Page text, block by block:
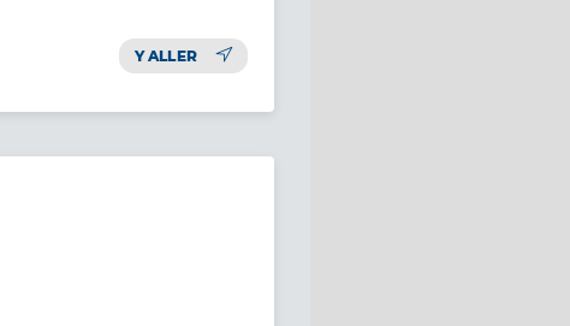
Y ALLER